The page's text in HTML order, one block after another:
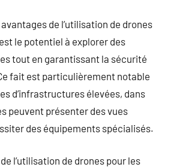
de l’utilisation de drones
le potentiel à explorer des
tout en garantissant la sécurité
fait est particulièrement notable
d’infrastructures élevées, dans
peuvent présenter des vues
des équipements spécialisés.
l’utilisation de drones pour les